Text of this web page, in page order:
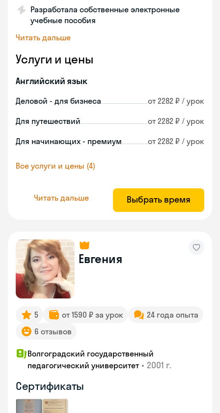
Разработала собственные электронные
учебные пособия
Читать дальше
Услуги и цены
Английский язык
Деловой - для бизнеса от 2282 ₽ / урок
Для путешествий от 2282 ₽ / урок
Для начинающих - премиум от 2282 ₽ / урок
Все услуги и цены (4)
Читать дальше Выбрать время
Евгения
5 от 1590 ₽ за урок
24 года опыта
6 отзывов
Волгоградский государственный
педагогический университет • 2001 г.
Сертификаты